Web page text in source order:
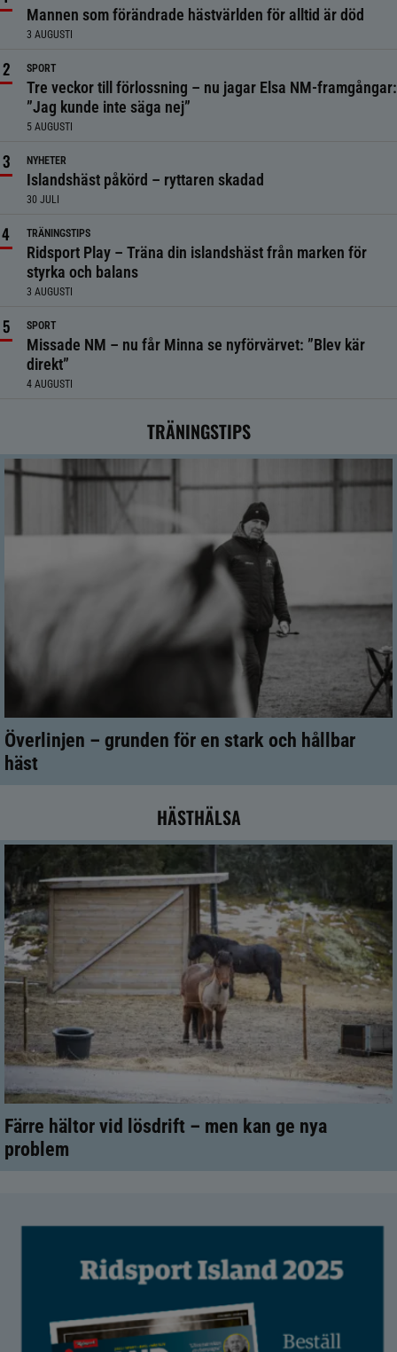
Mannen som förändrade hästvärlden för alltid är död
3 AUGUSTI
SPORT
Tre veckor till förlossning – nu jagar Elsa NM-framgångar:
”Jag kunde inte säga nej”
5 AUGUSTI
NYHETER
Islandshäst påkörd – ryttaren skadad
30 JULI
TRÄNINGSTIPS
Ridsport Play – Träna din islandshäst från marken för
styrka och balans
3 AUGUSTI
SPORT
Missade NM – nu får Minna se nyförvärvet: ”Blev kär
direkt”
4 AUGUSTI
TRÄNINGSTIPS
Överlinjen – grunden för en stark och hållbar
häst
HÄSTHÄLSA
Färre hältor vid lösdrift – men kan ge nya
problem